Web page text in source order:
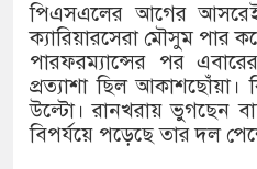
পিএসএলের আগের
ক্যারিয়ারসেরা মৌসুম পার
পারফরম্যান্সের পর
প্রত্যাশা ছিল আকাশছোঁয়া।
উল্টো। রানখরায় ভুগছেন
বিপর্যয়ে পড়েছে তার দল